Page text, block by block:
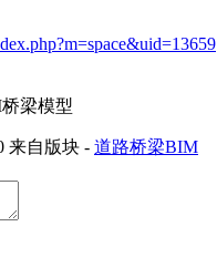
梁模型
来自版块 - 道路桥梁BIM